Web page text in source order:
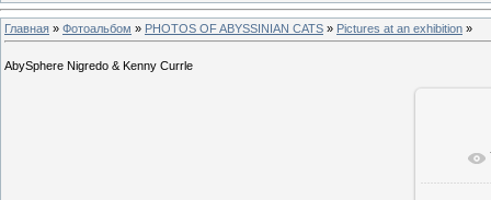
Главная » Фотоальбом » PHOTOS OF ABYSSINIAN CATS » Pictures at an exhibition »
AbySphere Nigredo & Kenny Currle
В